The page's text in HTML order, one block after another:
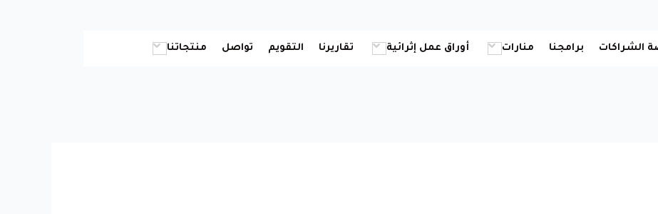
الشراكات برامجنا منارات أوراق عمل إثرائية تقاريرنا التقويم تواصل منتجاتنا